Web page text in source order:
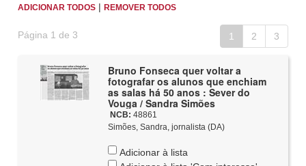
ADICIONAR TODOS |REMOVER TODOS
Página 1 de 3 1 2 3
Bruno Fonseca quer voltar a
fotografar os alunos que enchiam
as salas há 50 anos : Sever do
Vouga / Sandra Simões
NCB: 48861
Simões, Sandra, jornalista (DA)
Adicionar à lista